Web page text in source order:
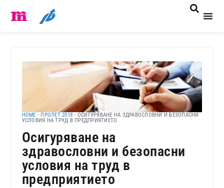
HOME - ПРОЛЕТ 2018 - ОСИГУРЯВАНЕ НА ЗДРАВОСЛОВНИ И БЕЗОПАСНИ
УСЛОВИЯ НА ТРУД В ПРЕДПРИЯТИЕТО
Осигуряване на
здравословни и безопасни
условия на труд в
предприятието